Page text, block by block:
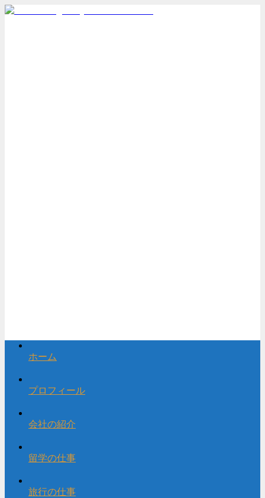
ホーム
プロフィール
会社の紹介
留学の仕事
旅行の仕事